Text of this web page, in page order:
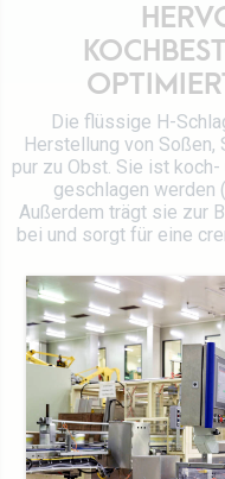
Die flüssige H-
Herstellung von
pur zu Obst. Sie ist
geschlagen werden
Außerdem trägt sie zur
bei und sorgt für eine
Lange Haltbarkeit